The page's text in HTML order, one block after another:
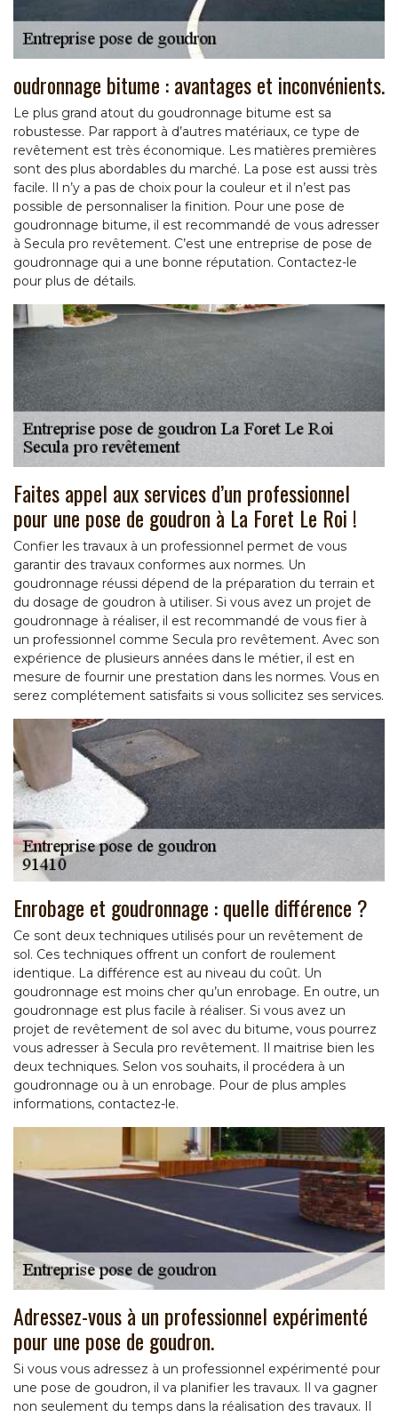
oudronnage bitume : avantages et inconvénients.
Le plus grand atout du goudronnage bitume est sa
robustesse. Par rapport à d’autres matériaux, ce type de
revêtement est très économique. Les matières premières
sont des plus abordables du marché. La pose est aussi très
facile. Il n’y a pas de choix pour la couleur et il n’est pas
possible de personnaliser la finition. Pour une pose de
goudronnage bitume, il est recommandé de vous adresser
à Secula pro revêtement. C’est une entreprise de pose de
goudronnage qui a une bonne réputation. Contactez-le
pour plus de détails.
Faites appel aux services d’un professionnel
pour une pose de goudron à La Foret Le Roi !
Confier les travaux à un professionnel permet de vous
garantir des travaux conformes aux normes. Un
goudronnage réussi dépend de la préparation du terrain et
du dosage de goudron à utiliser. Si vous avez un projet de
goudronnage à réaliser, il est recommandé de vous fier à
un professionnel comme Secula pro revêtement. Avec son
expérience de plusieurs années dans le métier, il est en
mesure de fournir une prestation dans les normes. Vous en
serez complétement satisfaits si vous sollicitez ses services.
Enrobage et goudronnage : quelle différence ?
Ce sont deux techniques utilisés pour un revêtement de
sol. Ces techniques offrent un confort de roulement
identique. La différence est au niveau du coût. Un
goudronnage est moins cher qu’un enrobage. En outre, un
goudronnage est plus facile à réaliser. Si vous avez un
projet de revêtement de sol avec du bitume, vous pourrez
vous adresser à Secula pro revêtement. Il maitrise bien les
deux techniques. Selon vos souhaits, il procédera à un
goudronnage ou à un enrobage. Pour de plus amples
informations, contactez-le.
Adressez-vous à un professionnel expérimenté
pour une pose de goudron.
Si vous vous adressez à un professionnel expérimenté pour
une pose de goudron, il va planifier les travaux. Il va gagner
non seulement du temps dans la réalisation des travaux. Il